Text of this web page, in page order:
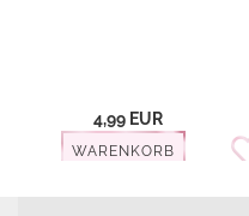
4,99 EUR
WARENKORB